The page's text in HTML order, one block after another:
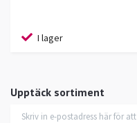
Upptäck sortiment
I lager